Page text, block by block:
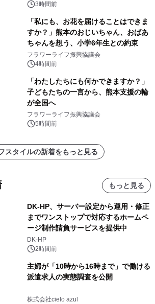
3時間前
「私にも、お花を届けることはできま
すか？」熊本のおじいちゃん、おばあ
ちゃんを想う、小学6年生との約束
フラワーライフ振興協議会
4時間前
「わたしたちにも何かできますか？」
子どもたちの一言から、熊本支援の輪
が全国へ
フラワーライフ振興協議会
5時間前
スタイルの新着をもっと見る
もっと見る
DK-HP、サーバー設定から運用・修正
までワンストップで対応するホームペ
ージ制作請負サービスを提供中
DK-HP
2時間前
主婦が「10時から16時まで」で働ける
派遣求人の実態調査を公開
株式会社cielo azul